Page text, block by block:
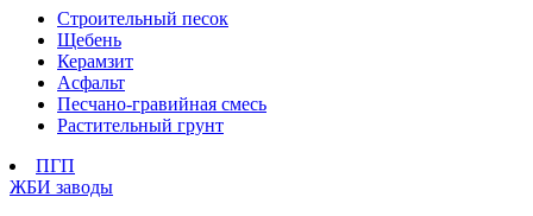
Строительный песок
Щебень
Керамзит
Асфальт
Песчано-гравийная смесь
Растительный грунт
ПГП
ЖБИ заводы